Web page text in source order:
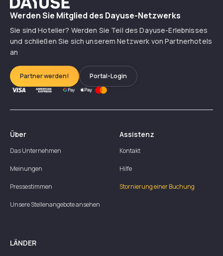
Werden Sie Mitglied des Dayuse-Netzwerks
Sie sind Hotelier? Werden Sie Teil des Dayuse-Erlebnisses
und schließen Sie sich unserem Netzwerk von Partnerhotels
an
Partner werden! Portal-Login
Über
Das Unternehmen
Meinungen
Pressestimmen
Unsere Stellenangebote ansehen
Assistenz
Kontakt
Hilfe
Stornierung einer Buchung
LÄNDER